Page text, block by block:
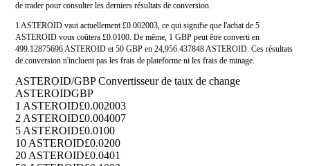
de trader pour consulter les derniers résultats de conversion.
1 ASTEROID vaut actuellement £0.002003, ce qui signifie que l'achat de 5
ASTEROID vous coûtera £0.0100. De même, 1 GBP peut être converti en
499.12875696 ASTEROID et 50 GBP en 24,956.437848 ASTEROID. Ces résultats
de conversion n'incluent pas les frais de plateforme ni les frais de minage.
ASTEROID/GBP Convertisseur de taux de change
ASTEROIDGBP
1 ASTEROID£0.002003
2 ASTEROID£0.004007
5 ASTEROID£0.0100
10 ASTEROID£0.0200
20 ASTEROID£0.0401